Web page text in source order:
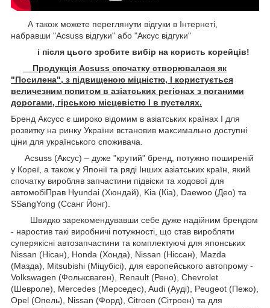
А також можете переглянути відгуки в Інтернеті,
набравши "Acsuss відгуки" або "Аксус відгуки"
і після цього зробите вибір на користь корейців!
Продукція Acsuss спочатку створювалася як
"Посилена", з підвищеною міцністю, І користується
величезним попитом в азіатських регіонах з поганими
дорогами, гірською місцевістю І в пустелях.
Бренд Аксусс є широко відомим в азіатських країнах І для
розвитку на ринку України встановив максимально доступні
ціни для українського споживача.
Acsuss (Аксус) – дуже "крутий" бренд, потужно поширеній
у Кореї, а також у Японії та ряді Інших азіатських країн, який
спочатку виробляв запчастини підвіски та ходової для
автомобіПрав Hyundai (Хюндай), Kia (Кіа), Daewoo (Део) та
SSangYong (Ссанг Йонг).
Швидко зарекомендувавши себе дуже надійним брендом
- наростив такі виробничі потужності, що став виробляти
суперякісні автозапчастини та комплектуючі для японських
Nissan (Нісан), Honda (Хонда), Nissan (Ніссан), Mazda
(Мазда), Mitsubishi (Міцубісі), для європейського автопрому -
Volkswagen (Фольксваген), Renault (Рено), Chevrolet
(Шевроле), Mercedes (Мерседес), Audi (Ауді), Peugeot (Пежо),
Opel (Опель), Nissan (Форд), Citroen (Сітроен) та для